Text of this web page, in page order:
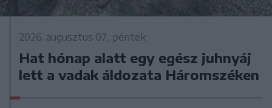
2026. augusztus 07., péntek
Hat hónap alatt egy egész juhnyáj
lett a vadak áldozata Háromszéken